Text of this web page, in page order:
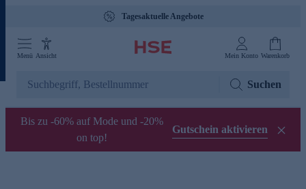
Tagesaktuelle Angebote
Menü Ansicht Mein Konto Warenkorb
Suchen
Bis zu -60% auf Mode und -20%
on top!
Gutschein aktivieren